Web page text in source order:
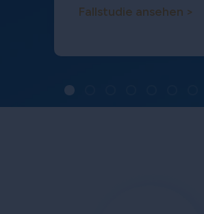
Fallstudie ansehen >